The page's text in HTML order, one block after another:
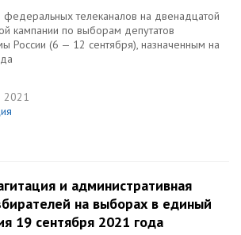
федеральных телеканалов на двенадцатой
кампании по выборам депутатов
России (6 — 12 сентября), назначенным на
2021
и административная
на выборах в единый
19 сентября 2021 года